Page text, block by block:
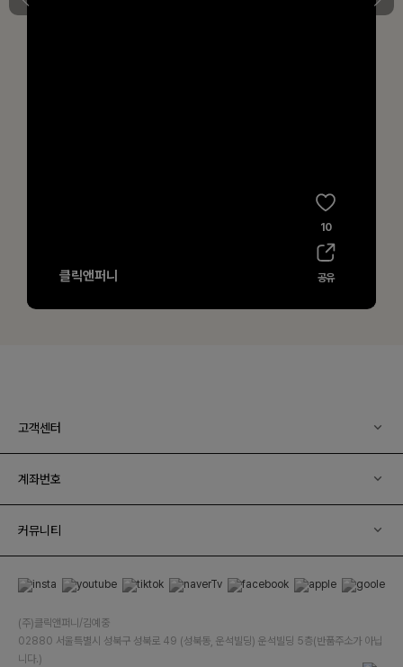
고객센터
계좌번호
커뮤니티
(주)클릭앤퍼니/김예중
02880 서울특별시 성북구 성북로 49 (성북동, 운석빌딩) 운석빌딩 5층(반품주소가 아닙
니다.)